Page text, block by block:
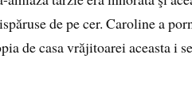
de pe cer. Caroline a
de casa vrăjitoarei aceasta i